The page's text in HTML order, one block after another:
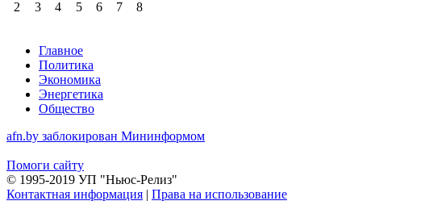
2
3 4 5 6 7 8
Главное
Политика
Экономика
Энергетика
Общество
afn.by заблокирован Мининформом
Помоги сайту
© 1995-2019 УП "Ньюс-Релиз"
Контактная информация | Права на использование